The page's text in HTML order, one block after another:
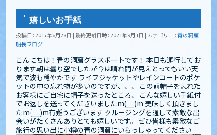
嬉しいお手紙
投稿日 : 2017年6月28日 最終更新日時 : 2021年9月1日 カテゴリー :青の洞窟
船長ブログ
こんにちは！青の洞窟グラスボートです！ 本日も運行してお
ります朝は曇り空でしたが今は晴れ間が見えとってもいい天
気で波も穏やかです️ ライフジャケットやレインコートのポケ
ットの中の忘れ物が多いのですが、、、 この前帽子を忘れた
お客様にご自宅に帽子を送ったところ、 こんな嬉しい手紙付
でお返しを送ってくださいましたm(__)m 美味しく頂きまし
たm(__)m有難うございます クルージングを通して素敵な出
会いがたくさんありとても嬉しいです️️。 ぜひ皆様も素敵なご
旅行の思い出に小樽の青の洞窟にいらっしゃってください